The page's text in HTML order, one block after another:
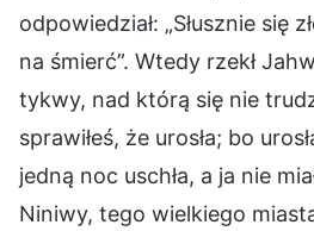
odpowiedział: „Słusznie się
na śmierć”. Wtedy rzekł
tykwy, nad którą się nie
sprawiłeś, że urosła; bo
jedną noc uschła, a ja nie
Niniwy, tego wielkiego